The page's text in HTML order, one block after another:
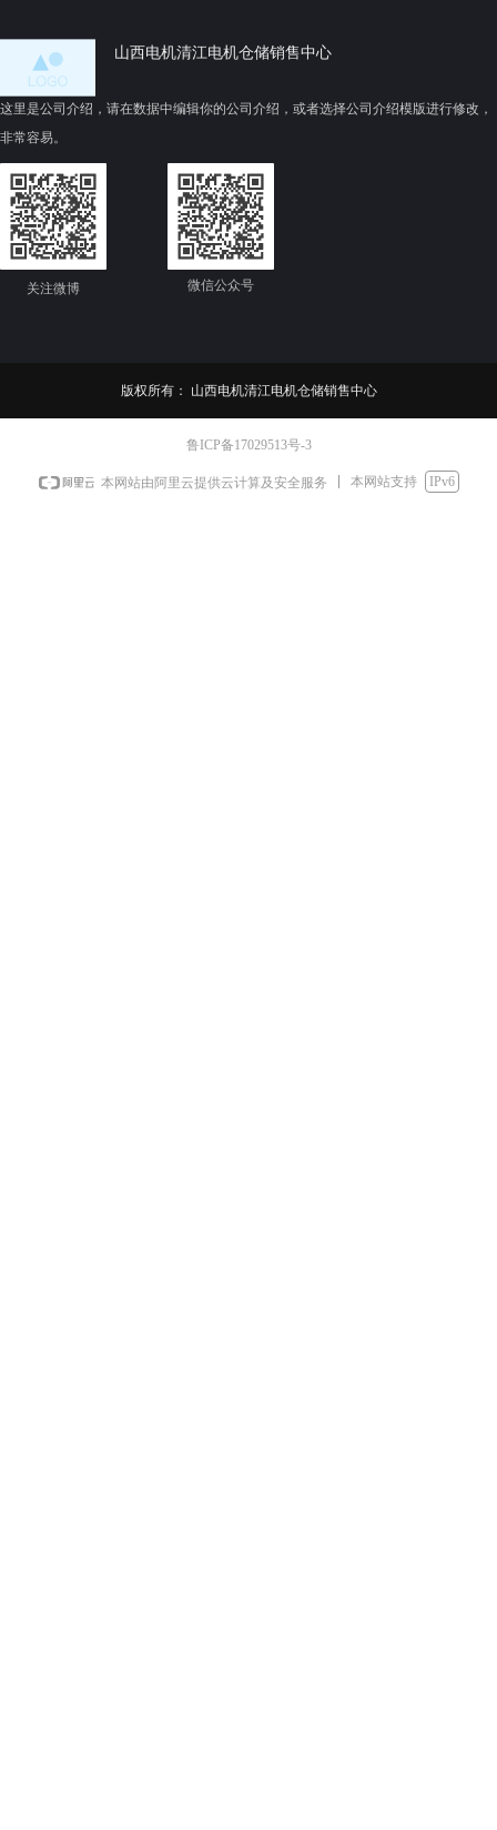
14）制定内控作业指导书。待
验证点：山西电机制造有限公
司新申请的低压铸造模具专利
是否配套更新了外圆精加工参
数
版权所有： 山西电机清江电机仓储销售中心
这里是公司介绍，请在数据中编辑你的公司介绍，或者选择公司介绍模版进行修改，
非常容易。
山西电机清江电机仓储销售中心
微信公众号
关注微博
鲁ICP备17029513号-3
本网站由阿里云提供云计算及安全服务 本网站支持 IPv6